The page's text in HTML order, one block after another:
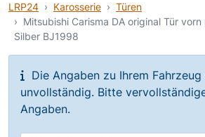
LRP24 Karosserie
Türen
Mitsubishi Carisma DA original Tür
Silber BJ1998
Die Angaben zu Ihrem Fahrzeug
unvollständig. Bitte
Angaben.